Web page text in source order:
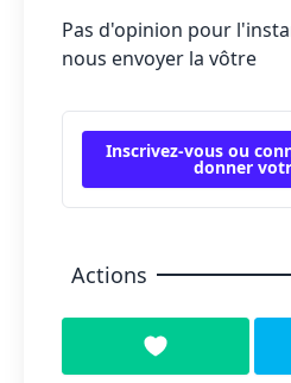
Pas d'opinion pour
nous envoyer la vôtre
Inscrivez-vous ou
donner
Actions